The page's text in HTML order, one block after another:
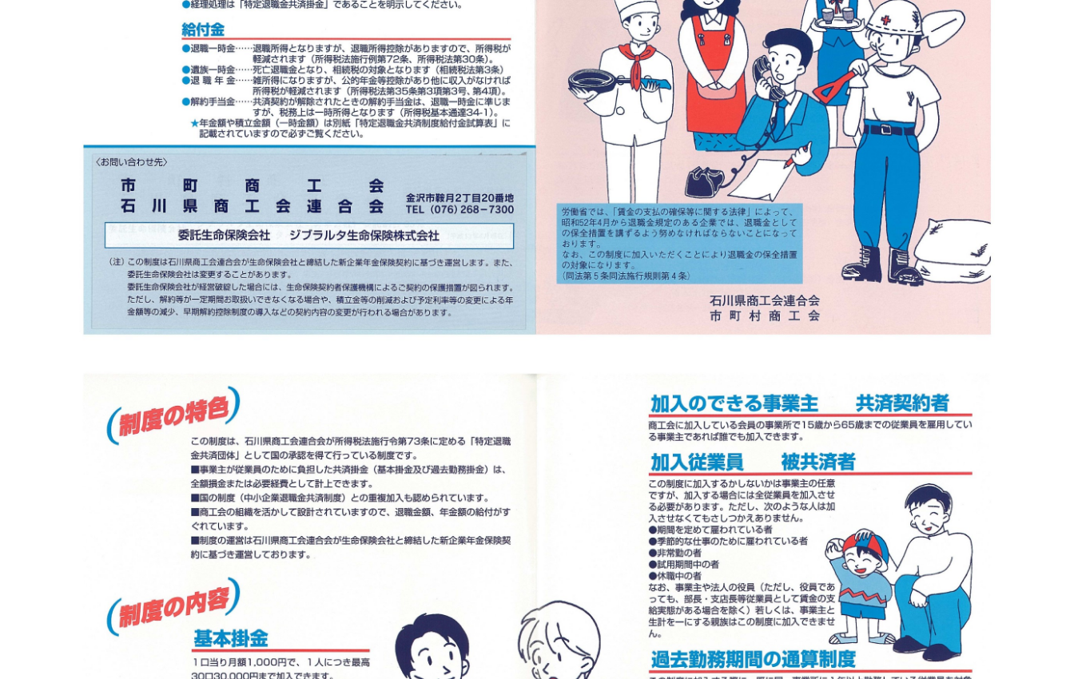
石川県内の商工会の支援事例
行きます・聞きます・提案します そして伴走します～商工会の支援事例～
事業内容 商工会のあゆみ（沿革） 青年部について 女性部について
セミナー・講習会情報
いしかわ商工会のインボイス広報
山中商工会 Eメールアドレス